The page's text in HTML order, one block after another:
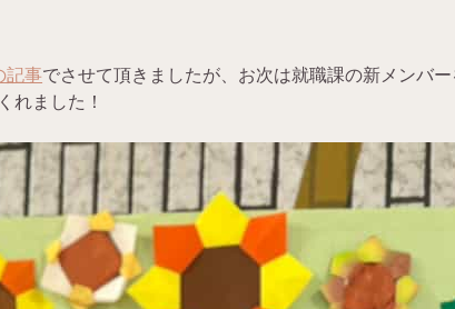
記事でさせて頂きましたが、お次は就職課の新メンバー
れました！